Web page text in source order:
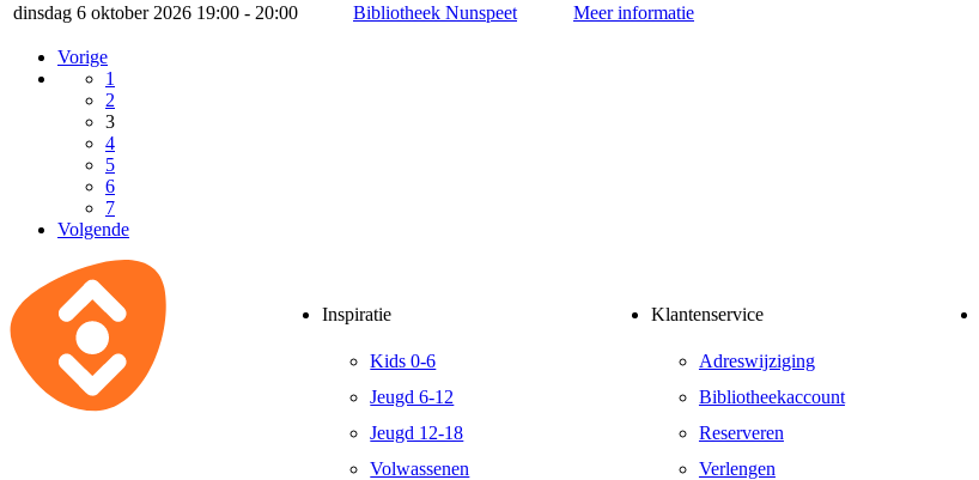
dinsdag 6 oktober 2026 19:00 - 20:00
Bibliotheek Nunspeet Meer informatie
Vorige
1
2
3
4
5
6
7
Volgende
Inspiratie
Kids 0-6
Jeugd 6-12
Jeugd 12-18
Volwassenen
Klantenservice
Adreswijziging
Bibliotheekaccount
Reserveren
Verlengen